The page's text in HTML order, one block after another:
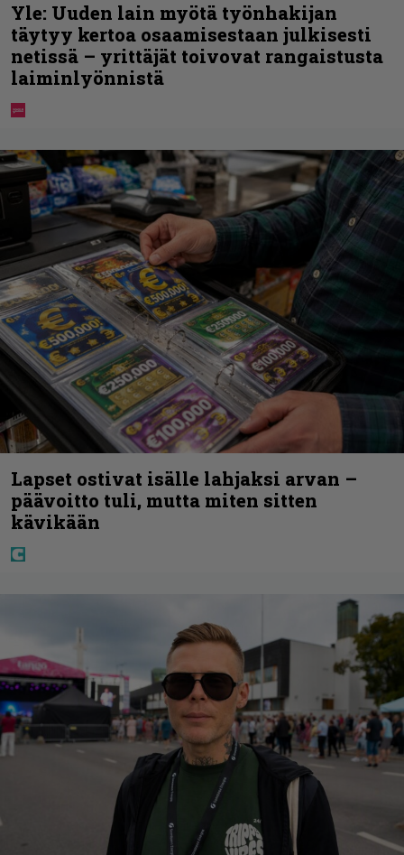
Yle: Uuden lain myötä työnhakijan
täytyy kertoa osaamisestaan julkisesti
netissä – yrittäjät toivovat rangaistusta
laiminlyönnistä
Lapset ostivat isälle lahjaksi arvan –
päävoitto tuli, mutta miten sitten
kävikään